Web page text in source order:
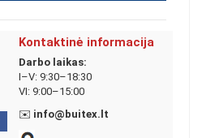
Kontaktinė informacija
Darbo laikas:
I–V: 9:30–18:30
VI: 9:00–15:00
✉️ info@buitex.lt